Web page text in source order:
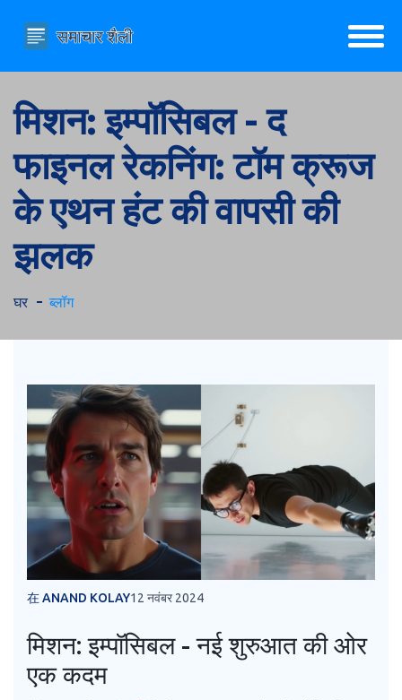
मिशन: इम्पॉसिबल - द
फाइनल रेकनिंग: टॉम क्रूज
के एथन हंट की वापसी की
झलक
घर ब्लॉग
在 ANAND KOLAY12 नवंबर 2024
मिशन: इम्पॉसिबल - नई शुरुआत की ओर
एक कदम